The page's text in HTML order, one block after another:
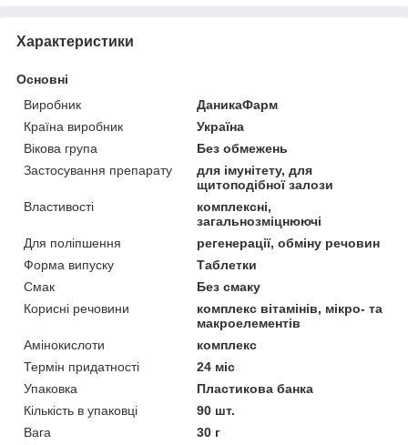
Характеристики
Основні
Виробник
ДаникаФарм
Країна виробник
Україна
Вікова група
Без обмежень
Застосування препарату
для імунітету, для
щитоподібної залози
Властивості
комплексні,
загальнозміцнюючі
Для поліпшення
регенерації, обміну речовин
Форма випуску
Таблетки
Смак
Без смаку
Корисні речовини
комплекс вітамінів, мікро- та
макроелементів
Амінокислоти
комплекс
Термін придатності
24 міс
Упаковка
Пластикова банка
Кількість в упаковці
90 шт.
Вага
30 г